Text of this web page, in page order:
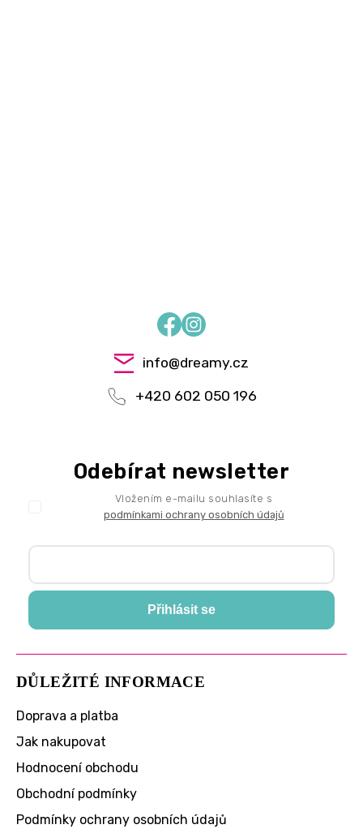
FacebookInstagram
info@dreamy.cz
+420 602 050 196
DŮLEŽITÉ INFORMACE
Doprava a platba
Jak nakupovat
Hodnocení obchodu
Obchodní podmínky
Podmínky ochrany osobních údajů
Odebírat newsletter
Vložením e-mailu souhlasíte s
podmínkami ochrany osobních údajů
Přihlásit se